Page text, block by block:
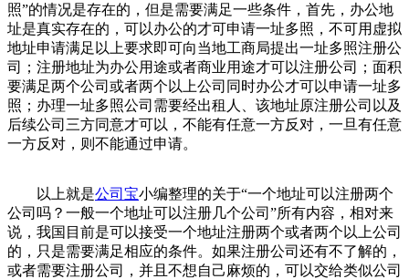
照”的情况是存在的，但是需要满足一些条件，首先，办公地
址是真实存在的，可以办公的才可申请一址多照，不可用虚拟
地址申请满足以上要求即可向当地工商局提出一址多照注册公
司；注册地址为办公用途或者商业用途才可以注册公司；面积
要满足两个公司或者两个以上公司同时办公才可以申请一址多
照；办理一址多照公司需要经出租人、该地址原注册公司以及
后续公司三方同意才可以，不能有任意一方反对，一旦有任意
一方反对，则不能通过申请。
以上就是公司宝小编整理的关于“一个地址可以注册两个
公司吗？一般一个地址可以注册几个公司”所有内容，相对来
说，我国目前是可以接受一个地址注册两个或者两个以上公司
的，只是需要满足相应的条件。如果注册公司还有不了解的，
或者需要注册公司，并且不想自己麻烦的，可以交给类似公司